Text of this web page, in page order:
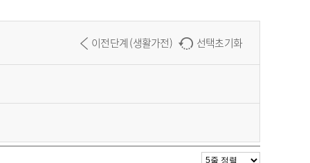
이전단계 (생활가전) 선택초기화